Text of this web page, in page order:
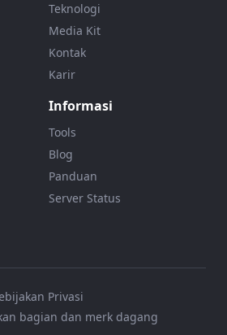
Teknologi
Media Kit
Kontak
Karir
Informasi
Tools
Blog
Panduan
Server Status
Privasi
bagian dan merk dagang